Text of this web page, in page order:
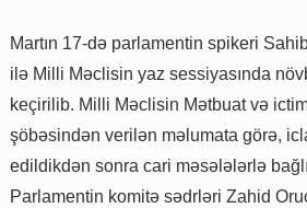
Martın 17-də parlamentin spikeri
ilə Milli Məclisin yaz sessiyasında
keçirilib. Milli Məclisin Mətbuat və
şöbəsindən verilən məlumata görə,
edildikdən sonra cari məsələlərlə
Parlamentin komitə sədrləri Zahid